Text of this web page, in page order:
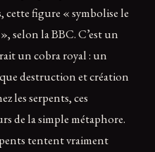
figure « symbolise le
selon la BBC. C’est un
un cobra royal : un
destruction et création
les serpents, ces
de la simple métaphore.
tentent vraiment